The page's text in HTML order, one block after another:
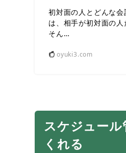
初対面の人とどんな
は、相手が初対面の
そん…
oyuki3.com
スケジュー
くれる